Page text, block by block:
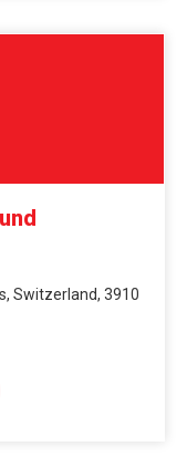
Switzerland, 3910